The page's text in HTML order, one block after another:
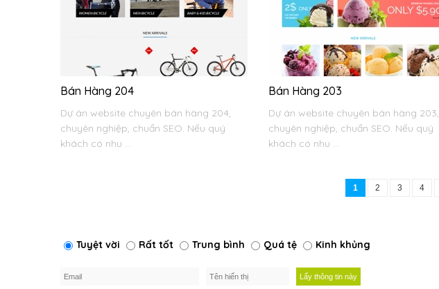
Bán Hàng 204
Dự án website chuyên bán hàng 204,
chuyên nghiệp, chuẩn SEO. Nếu quý
khách có nhu ...
Bán Hàng 203
Dự án website chuyên bán hàng 203,
chuyên nghiệp, chuẩn SEO. Nếu quý
khách có nhu ...
1 2 3 4
Tuyệt vời Rất tốt Trung bình Quá tệ Kinh khủng